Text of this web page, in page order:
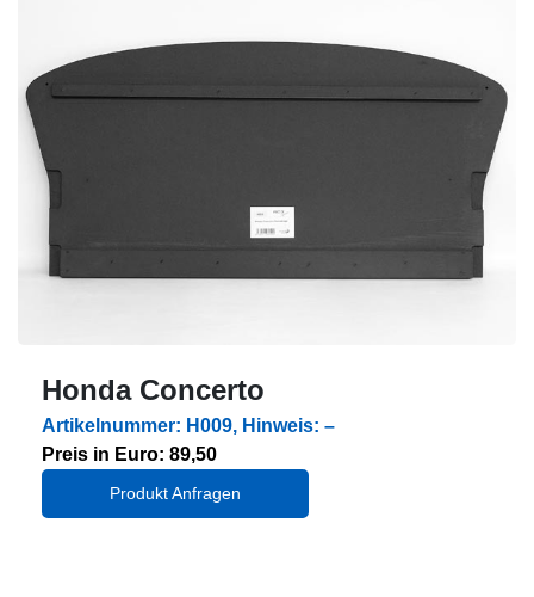
Honda Concerto
Artikelnummer: H009, Hinweis: –
Preis in Euro: 89,50
Produkt Anfragen